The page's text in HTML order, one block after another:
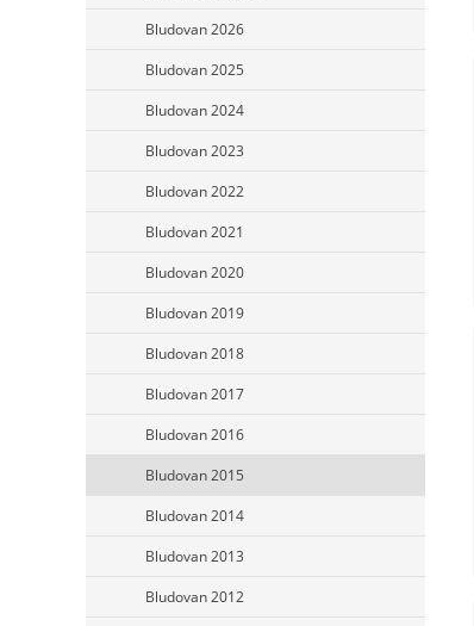
Bludovan 2026
Bludovan 2025
Bludovan 2024
Bludovan 2023
Bludovan 2022
Bludovan 2021
Bludovan 2020
Bludovan 2019
Bludovan 2018
Bludovan 2017
Bludovan 2016
Bludovan 2015
Bludovan 2014
Bludovan 2013
Bludovan 2012